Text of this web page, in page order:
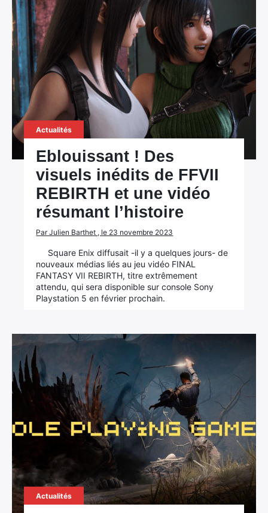
Actualités
Eblouissant ! Des
visuels inédits de FFVII
REBIRTH et une vidéo
résumant l’histoire
Par Julien Barthet , le 23 novembre 2023
Square Enix diffusait -il y a quelques jours- de
nouveaux médias liés au jeu vidéo FINAL
FANTASY VII REBIRTH, titre extrêmement
attendu, qui sera disponible sur console Sony
Playstation 5 en février prochain.
Actualités